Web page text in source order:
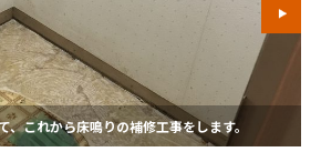
、これから床鳴りの補修工事をします。